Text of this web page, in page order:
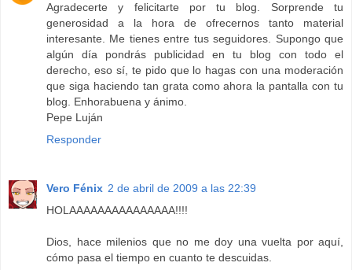
Agradecerte y felicitarte por tu blog. Sorprende tu
generosidad a la hora de ofrecernos tanto material
interesante. Me tienes entre tus seguidores. Supongo que
algún día pondrás publicidad en tu blog con todo el
derecho, eso sí, te pido que lo hagas con una moderación
que siga haciendo tan grata como ahora la pantalla con tu
blog. Enhorabuena y ánimo.
Pepe Luján
Responder
Vero Fénix 2 de abril de 2009 a las 22:39
HOLAAAAAAAAAAAAAAA!!!!
Dios, hace milenios que no me doy una vuelta por aquí,
cómo pasa el tiempo en cuanto te descuidas.